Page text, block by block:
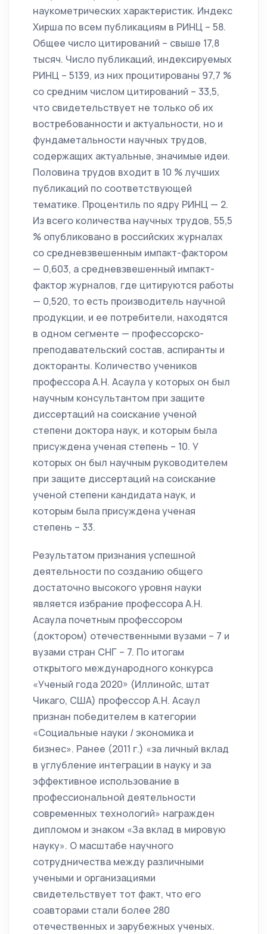
наукометрических характеристик. Индекс
Хирша по всем публикациям в РИНЦ – 58.
Общее число цитирований – свыше 17,8
тысяч. Число публикаций, индексируемых
РИНЦ – 5139, из них проци­тированы 97,7 %
со средним числом цитирований – 33,5,
что свидетельствует не только об их
востребованности и актуально­сти, но и
фундаметальности научных трудов,
содержащих актуальные, значимые идеи.
Половина трудов входит в 10 % лучших
публикаций по со­ответствующей
тематике. Процентиль по ядру РИНЦ — 2.
Из всего количества научных трудов, 55,5
% опубликовано в российских журналах
со средневзвешенным импакт-фактором
— 0,603, а средневзвешенный импакт-
фактор журналов, где цитируются работы
— 0,520, то есть про­изводитель научной
продукции, и ее потребители, находятся
в одном сегменте — профессорско-
преподавательский состав, аспиранты и
докторанты. Количество учеников
профессора А.Н. Асаула у которых он был
научным консультантом при защите
диссертаций на соискание ученой
степени доктора наук, и которым была
присуждена ученая степень – 10. У
которых он был научным руководителем
при защите диссертаций на соискание
ученой степени кандидата наук, и
которым была присуждена ученая
степень – 33.
Результатом признания успешной
деятельности по созданию общего
достаточно высокого уровня науки
является избрание профессора А.Н.
Асаула почетным профессором
(доктором) отечественными вузами – 7 и
вузами стран СНГ – 7. По итогам
открытого международного конкурса
«Ученый года 2020» (Иллинойс, штат
Чикаго, США) профессор А.Н. Асаул
признан победителем в категории
«Социальные науки / экономика и
бизнес». Ранее (2011 г.) «за личный вклад
в углубление интеграции в науку и за
эффективное использование в
профессиональной деятельности
современных технологий» награжден
дипломом и знаком «За вклад в мировую
науку». О масштабе научного
сотрудничества между различными
учеными и организациями
свидетельствует тот факт, что его
соавторами стали более 280
отечественных и зарубежных ученых.